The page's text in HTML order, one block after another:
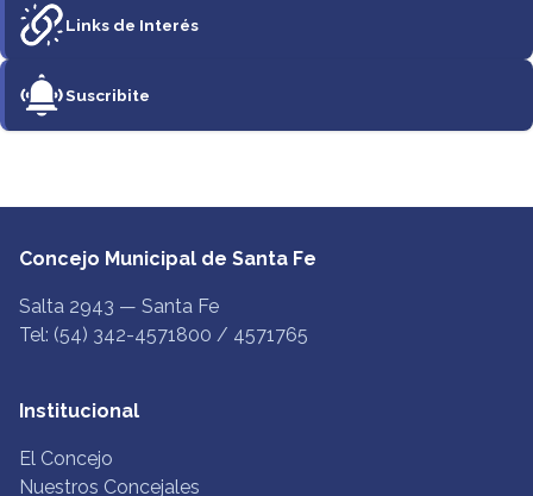
Links de Interés
Suscribite
Concejo Municipal de Santa Fe
Salta 2943 — Santa Fe
Tel: (54) 342-4571800 / 4571765
Institucional
El Concejo
Nuestros Concejales